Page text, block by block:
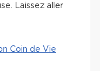
Laissez aller
Coin de Vie